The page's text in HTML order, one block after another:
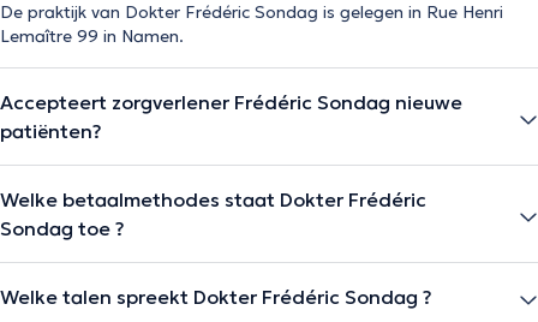
De praktijk van Dokter Frédéric Sondag is gelegen in Rue Henri
Lemaître 99 in Namen.
Accepteert zorgverlener Frédéric Sondag nieuwe
patiënten?
Welke betaalmethodes staat Dokter Frédéric
Sondag toe ?
Welke talen spreekt Dokter Frédéric Sondag ?